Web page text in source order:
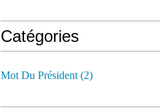
Catégories
Mot Du Président (2)